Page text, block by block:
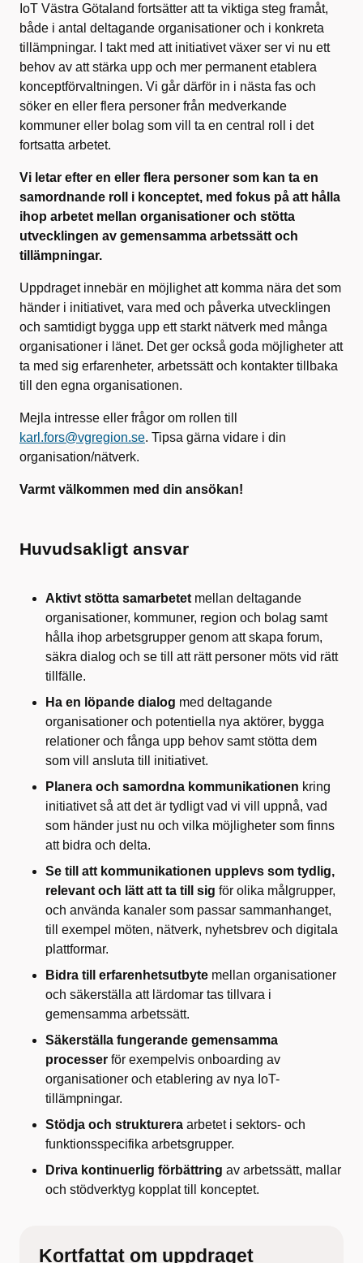
IoT Västra Götaland fortsätter att ta viktiga steg framåt,
både i antal deltagande organisationer och i konkreta
tillämpningar. I takt med att initiativet växer ser vi nu ett
behov av att stärka upp och mer permanent etablera
konceptförvaltningen. Vi går därför in i nästa fas och
söker en eller flera personer från medverkande
kommuner eller bolag som vill ta en central roll i det
fortsatta arbetet.
Vi letar efter en eller flera personer som kan ta en
samordnande roll i konceptet, med fokus på att hålla
ihop arbetet mellan organisationer och stötta
utvecklingen av gemensamma arbetssätt och
tillämpningar.
Uppdraget innebär en möjlighet att komma nära det som
händer i initiativet, vara med och påverka utvecklingen
och samtidigt bygga upp ett starkt nätverk med många
organisationer i länet. Det ger också goda möjligheter att
ta med sig erfarenheter, arbetssätt och kontakter tillbaka
till den egna organisationen.
Mejla intresse eller frågor om rollen till
karl.fors@vgregion.se. Tipsa gärna vidare i din
organisation/nätverk.
Varmt välkommen med din ansökan!
Huvudsakligt ansvar
Aktivt stötta samarbetet mellan deltagande
organisationer, kommuner, region och bolag samt
hålla ihop arbetsgrupper genom att skapa forum,
säkra dialog och se till att rätt personer möts vid rätt
tillfälle.
Ha en löpande dialog med deltagande
organisationer och potentiella nya aktörer, bygga
relationer och fånga upp behov samt stötta dem
som vill ansluta till initiativet.
Planera och samordna kommunikationen kring
initiativet så att det är tydligt vad vi vill uppnå, vad
som händer just nu och vilka möjligheter som finns
att bidra och delta.
Se till att kommunikationen upplevs som tydlig,
relevant och lätt att ta till sig för olika målgrupper,
och använda kanaler som passar sammanhanget,
till exempel möten, nätverk, nyhetsbrev och digitala
plattformar.
Bidra till erfarenhetsutbyte mellan organisationer
och säkerställa att lärdomar tas tillvara i
gemensamma arbetssätt.
Säkerställa fungerande gemensamma
processer för exempelvis onboarding av
organisationer och etablering av nya IoT-
tillämpningar.
Stödja och strukturera arbetet i sektors- och
funktionsspecifika arbetsgrupper.
Driva kontinuerlig förbättring av arbetssätt, mallar
och stödverktyg kopplat till konceptet.
Kortfattat om uppdraget